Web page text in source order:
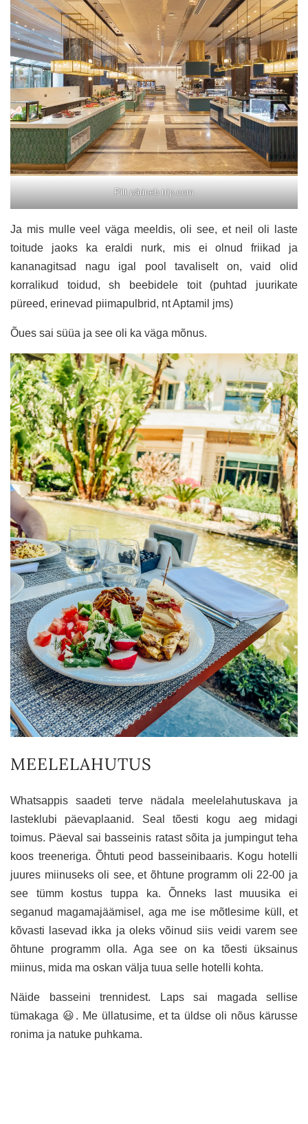
Pilt pärineb trip.com
Ja mis mulle veel väga meeldis, oli see, et neil oli laste
toitude jaoks ka eraldi nurk, mis ei olnud friikad ja
kananagitsad nagu igal pool tavaliselt on, vaid olid
korralikud toidud, sh beebidele toit (puhtad juurikate
püreed, erinevad piimapulbrid, nt Aptamil jms)
Õues sai süüa ja see oli ka väga mõnus.
MEELELAHUTUS
Whatsappis saadeti terve nädala meelelahutuskava ja
lasteklubi päevaplaanid. Seal tõesti kogu aeg midagi
toimus. Päeval sai basseinis ratast sõita ja jumpingut teha
koos treeneriga. Õhtuti peod basseinibaaris. Kogu hotelli
juures miinuseks oli see, et õhtune programm oli 22-00 ja
see tümm kostus tuppa ka. Õnneks last muusika ei
seganud magamajäämisel, aga me ise mõtlesime küll, et
kõvasti lasevad ikka ja oleks võinud siis veidi varem see
õhtune programm olla. Aga see on ka tõesti üksainus
miinus, mida ma oskan välja tuua selle hotelli kohta.
Näide basseini trennidest. Laps sai magada sellise
tümakaga 😃. Me üllatusime, et ta üldse oli nõus kärusse
ronima ja natuke puhkama.